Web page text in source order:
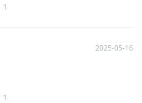
1
2025-05-16
1